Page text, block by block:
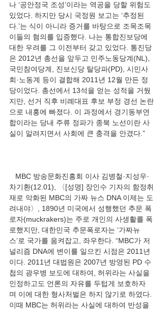
나 ‘공안정국 조성’이라는 역공을 당할 위험도
있었다. 하지만 당시 국정원 보고는 ‘추정된
다.’는 식이 아니라 증거를 바탕으로 조목조목
이들의 혐의를 입증했다. 나는 통합진보당에
대한 우려를 그 이전부터 갖고 있었다. 통진당
은 2012년 총선을 앞두고 민주노동당계(NL),
국민참여당계, 진보신당 탈당파(PD), 시민사
회·노동계 등이 결합해 2011년 12월 만든 정
당이었다. 총선에서 13석을 얻는 성적을 거뒀
지만, 선거 직후 비례대표 후보 부정 경선 논란
으로 내홍에 빠졌다. 이 과정에서 경기동부연
합이라는 당내 주류 정파가 종북 노선이란 사
차기환(12.01), 〈[성명] 장인수 기자의 함정취
재로 악화된 MBC의 가짜 뉴스 DNA 이제는 도
려내야〉, 1890년 미국에서 성행했던 추문 폭
로자(muckrakers)는 주로 개인의 사생활를 폭
로했지만, 대한민국 추문폭로자는 ‘가짜뉴
스’로 국가를 움켜잡고, 좌우한다. “MBC가 저
널리즘 DNA에 변이를 일으킨 시점은 2011년
이다. 2011년 대법원은 2007년 방영된 PD 수
첩의 광우병 보도에 대하여, 허위라는 사실을
인정하고도 언론의 자유를 두텁게 보호하자
며 이에 대한 형사처벌은 하지 않기로 하였다.
이때 MBC는 허위라는 사실에 대하여 반성을